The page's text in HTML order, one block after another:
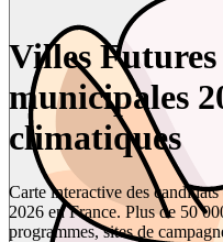
Villes
municipales
climatiques
Carte interactive des
2026 en France. Plus de 50
programmes, sites de